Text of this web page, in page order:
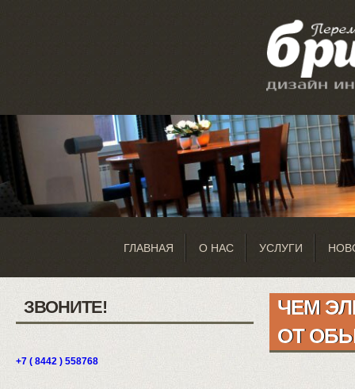
ГЛАВНАЯ О НАС УСЛУГИ
ЗВОНИТЕ!
+7 ( 8442 ) 558768
ЧЕМ
ОТ